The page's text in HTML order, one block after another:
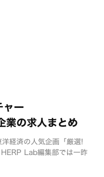
ャー
の求人まとめ
経済の人気企画「厳選!
Lab編集部では一昨